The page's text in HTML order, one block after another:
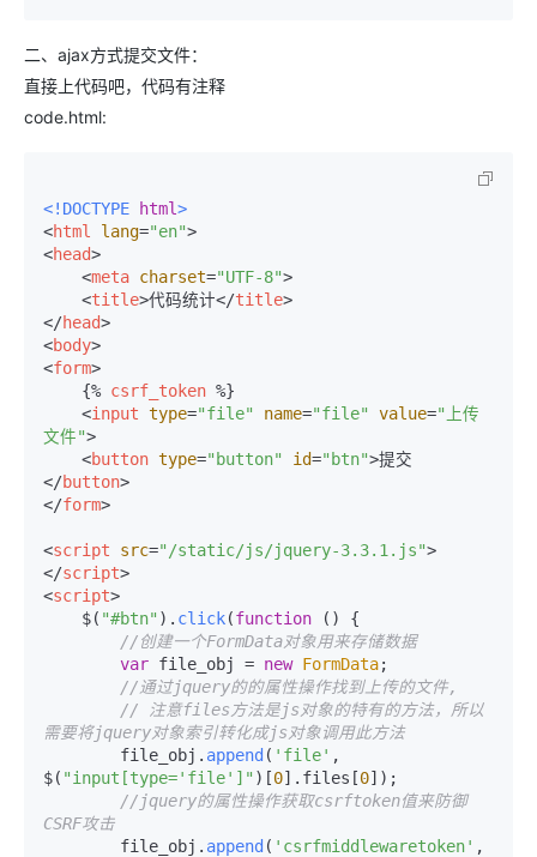
二、ajax方式提交文件：
直接上代码吧，代码有注释
code.html:
<!DOCTYPE html>
<html lang="en">
<head>
<meta charset="UTF-8">
<title>代码统计</title>
</head>
<body>
<form>
{% csrf_token %}
<input type="file" name="file" value="上传
文件">
<button type="button" id="btn">提交
</button>
</form>
<script src="/static/js/jquery-3.3.1.js">
</script>
<script>
    $(
"#btn" ). click(function ( ) {
//创建一个FormData对象用来存储数据
var file_obj = new FormData;
//通过jquery的的属性操作找到上传的文件,
// 注意files方法是js对象的特有的方法，所以
需要将jquery对象索引转化成js对象调用此方法
        file_obj.
append ( 'file' ,
$( "input[type='file']" )[0]. files [0]);
//jquery的属性操作获取csrftoken值来防御
CSRF攻击
        file_obj.
append ( 'csrfmiddlewaretoken' ,